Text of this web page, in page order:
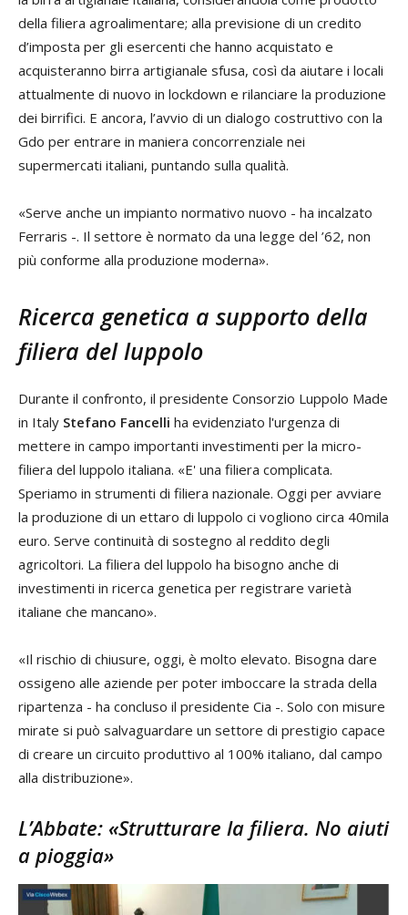
della filiera agroalimentare; alla previsione di un credito
d’imposta per gli esercenti che hanno acquistato e
acquisteranno birra artigianale sfusa, così da aiutare i locali
attualmente di nuovo in lockdown e rilanciare la produzione
dei birrifici. E ancora, l’avvio di un dialogo costruttivo con la
Gdo per entrare in maniera concorrenziale nei
supermercati italiani, puntando sulla qualità.
«Serve anche un impianto normativo nuovo - ha incalzato
Ferraris -. Il settore è normato da una legge del ’62, non
più conforme alla produzione moderna».
Ricerca genetica a supporto della
filiera del luppolo
Durante il confronto, il presidente Consorzio Luppolo Made
in Italy Stefano Fancelli ha evidenziato l'urgenza di
mettere in campo importanti investimenti per la micro-
filiera del luppolo italiana. «E' una filiera complicata.
Speriamo in strumenti di filiera nazionale. Oggi per avviare
la produzione di un ettaro di luppolo ci vogliono circa 40mila
euro. Serve continuità di sostegno al reddito degli
agricoltori. La filiera del luppolo ha bisogno anche di
investimenti in ricerca genetica per registrare varietà
italiane che mancano».
«Il rischio di chiusure, oggi, è molto elevato. Bisogna dare
ossigeno alle aziende per poter imboccare la strada della
ripartenza - ha concluso il presidente Cia -. Solo con misure
mirate si può salvaguardare un settore di prestigio capace
di creare un circuito produttivo al 100% italiano, dal campo
alla distribuzione».
L’Abbate: «Strutturare la filiera. No aiuti
a pioggia»